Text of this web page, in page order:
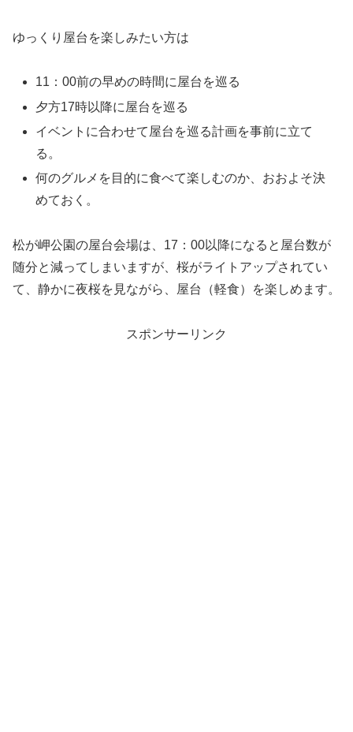
ゆっくり屋台を楽しみたい方は
11：00前の早めの時間に屋台を巡る
夕方17時以降に屋台を巡る
イベントに合わせて屋台を巡る計画を事前に立て
る。
何のグルメを目的に食べて楽しむのか、おおよそ決
めておく。
松が岬公園の屋台会場は、17：00以降になると屋台数が
随分と減ってしまいますが、桜がライトアップされてい
て、静かに夜桜を見ながら、屋台（軽食）を楽しめます。
スポンサーリンク